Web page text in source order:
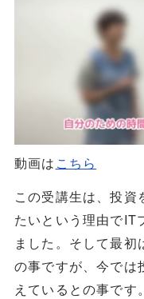
動画は こちら
この受講生は、投資
たいという理由でIT
ました。そして最初
の事ですが、今では
えているとの事です。